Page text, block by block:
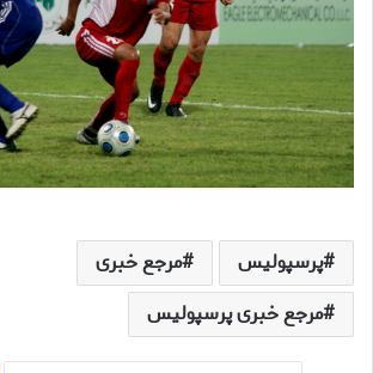
پرسپولیس
مرجع خبری
مرجع خبری پرسپولیس